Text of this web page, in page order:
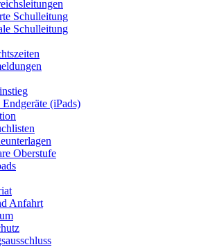
Schulleitung
Schulleitung
(iPads)
Oberstufe
Anfahrt